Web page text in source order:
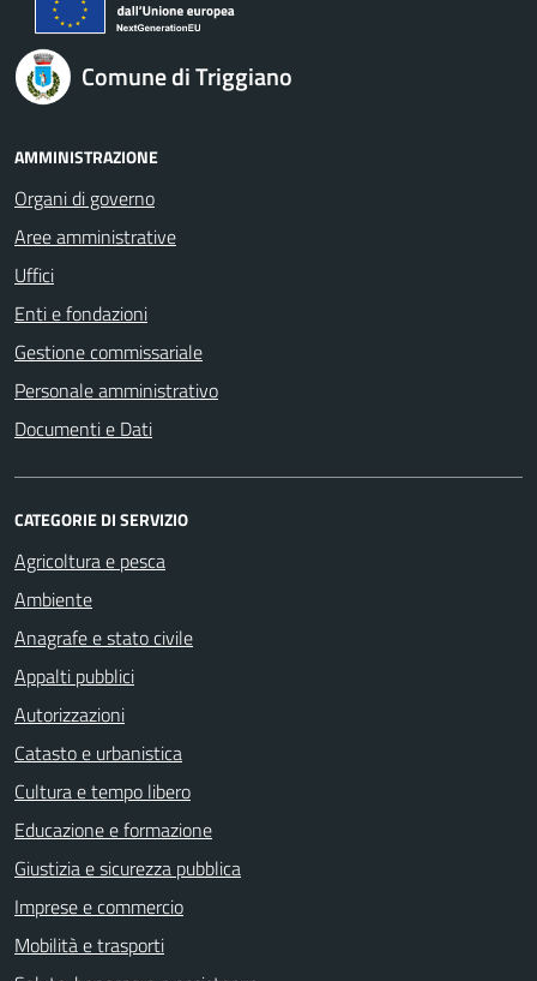
Comune di Triggiano
AMMINISTRAZIONE
Organi di governo
Aree amministrative
Uffici
Enti e fondazioni
Gestione commissariale
Personale amministrativo
Documenti e Dati
CATEGORIE DI SERVIZIO
Agricoltura e pesca
Ambiente
Anagrafe e stato civile
Appalti pubblici
Autorizzazioni
Catasto e urbanistica
Cultura e tempo libero
Educazione e formazione
Giustizia e sicurezza pubblica
Imprese e commercio
Mobilità e trasporti